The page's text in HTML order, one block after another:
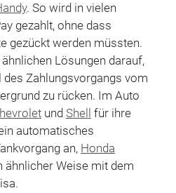
. So wird in vielen
gezahlt, ohne dass
gezückt werden müssten.
Lösungen darauf,
des Zahlungsvorgangs vom
zu rücken. Im Auto
und Shell
für ihre
automatisches
an, Honda
ähnlicher Weise mit dem